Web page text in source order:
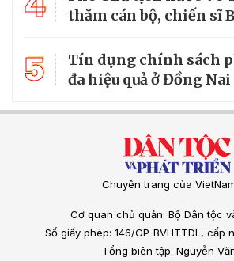
thăm cán bộ, chiến sĩ
5
Tín dụng chính sách
đa hiệu quả ở Đồng Nai
Chuyên trang của
Cơ quan chủ quản: Bộ Dân tộc
Số giấy phép: 146/GP-BVHTTDL, cấp
Tổng biên tập: Nguyễn